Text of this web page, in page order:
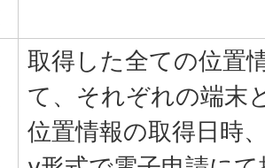
取得した全ての位置
て、それぞれの端末
位置情報の取得日時